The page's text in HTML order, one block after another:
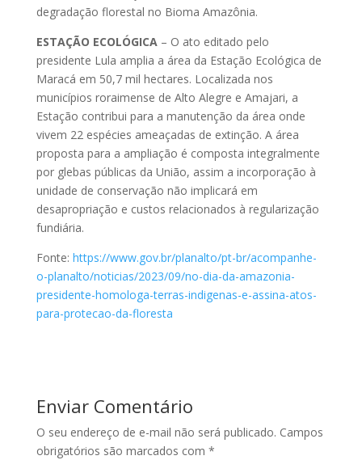
degradação florestal no Bioma Amazônia.
ESTAÇÃO ECOLÓGICA– O ato editado pelo
presidente Lula amplia a área da Estação Ecológica de
Maracá em 50,7 mil hectares. Localizada nos
municípios roraimense de Alto Alegre e Amajari, a
Estação contribui para a manutenção da área onde
vivem 22 espécies ameaçadas de extinção. A área
proposta para a ampliação é composta integralmente
por glebas públicas da União, assim a incorporação à
unidade de conservação não implicará em
desapropriação e custos relacionados à regularização
fundiária.
Fonte: https://www.gov.br/planalto/pt-br/acompanhe-
o-planalto/noticias/2023/09/no-dia-da-amazonia-
presidente-homologa-terras-indigenas-e-assina-atos-
para-protecao-da-floresta
Enviar Comentário
O seu endereço de e-mail não será publicado. Campos
obrigatórios são marcados com *